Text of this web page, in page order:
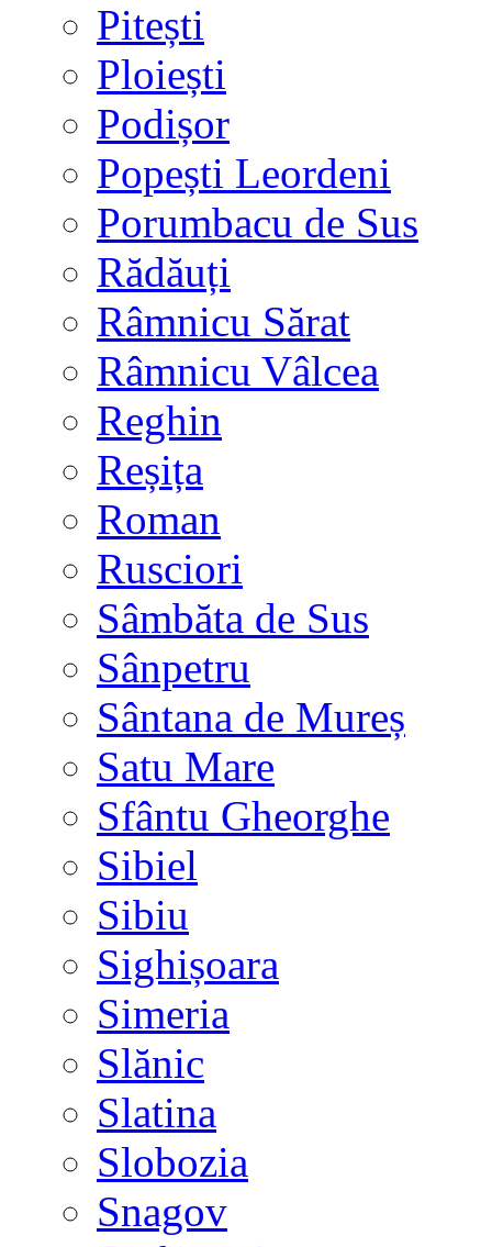
Pitești
Ploiești
Podișor
Popești Leordeni
Porumbacu de Sus
Rădăuți
Râmnicu Sărat
Râmnicu Vâlcea
Reghin
Reșița
Roman
Rusciori
Sâmbăta de Sus
Sânpetru
Sântana de Mureș
Satu Mare
Sfântu Gheorghe
Sibiel
Sibiu
Sighișoara
Simeria
Slănic
Slatina
Slobozia
Snagov